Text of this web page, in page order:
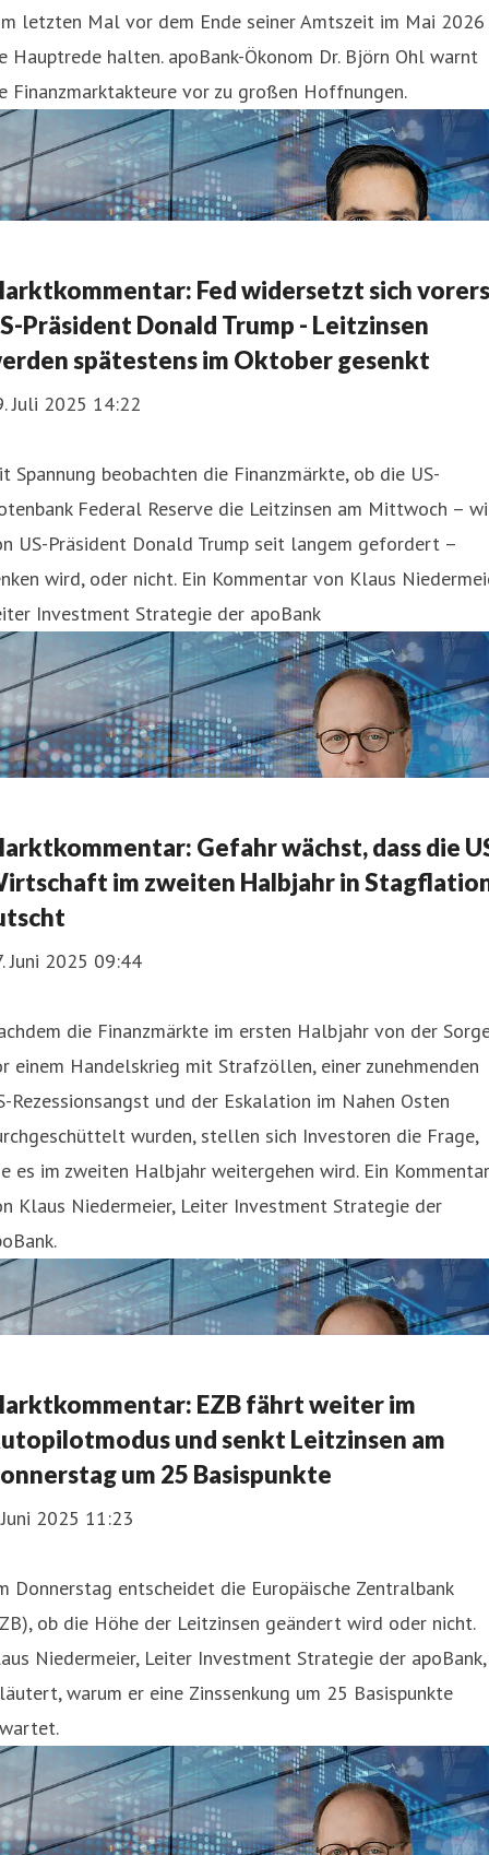
letzten Mal vor dem Ende seiner Amtszeit im Mai 2026
Hauptrede halten. apoBank-Ökonom Dr. Björn Ohl warnt
Finanzmarktakteure vor zu großen Hoffnungen.
Fed widersetzt sich
Präsident Donald Trump - Leitzinsen
spätestens im Oktober gesenkt
Juli 2025 14:22
Spannung beobachten die Finanzmärkte, ob die US-
Federal Reserve die Leitzinsen am Mittwoch –
US-Präsident Donald Trump seit langem gefordert –
wird, oder nicht. Ein Kommentar von Klaus
Investment Strategie der apoBank
Gefahr wächst, dass die
im zweiten Halbjahr in
Juni 2025 09:44
die Finanzmärkte im ersten Halbjahr von der
einem Handelskrieg mit Strafzöllen, einer zunehmenden
Rezessionsangst und der Eskalation im Nahen Osten
wurden, stellen sich Investoren die Frage,
es im zweiten Halbjahr weitergehen wird. Ein Kommentar
Klaus Niedermeier, Leiter Investment Strategie der
EZB fährt weiter im
und senkt Leitzinsen am
um 25 Basispunkte
2025 11:23
Donnerstag entscheidet die Europäische Zentralbank
ob die Höhe der Leitzinsen geändert wird oder nicht.
Niedermeier, Leiter Investment Strategie der apoBank,
warum er eine Zinssenkung um 25 Basispunkte